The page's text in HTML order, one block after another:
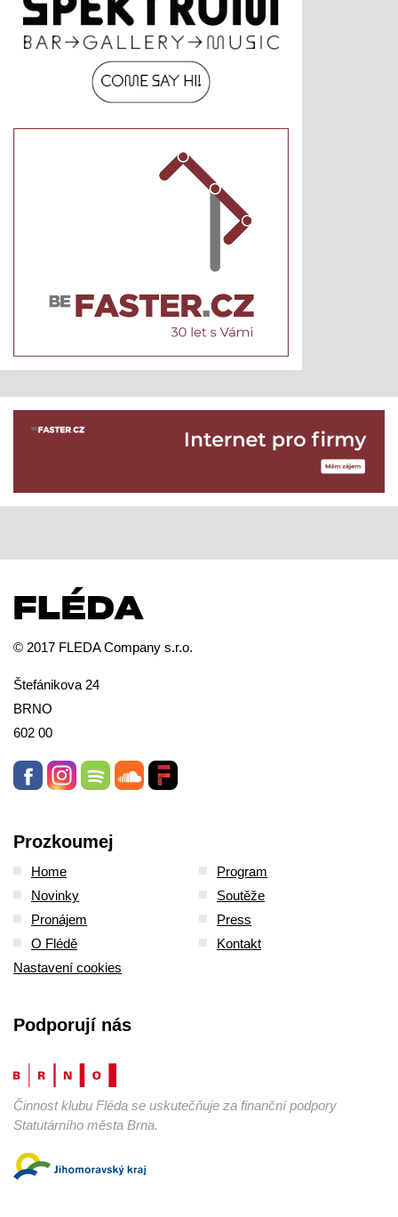
© 2017 FLEDA Company s.r.o.
Štefánikova 24
BRNO
602 00
Prozkoumej
Home
Program
Novinky
Soutěže
Pronájem
Press
O Flédě
Kontakt
Nastavení cookies
Podporují nás
Činnost klubu Fléda se uskutečňuje za finanční podpory
Statutárního města Brna.